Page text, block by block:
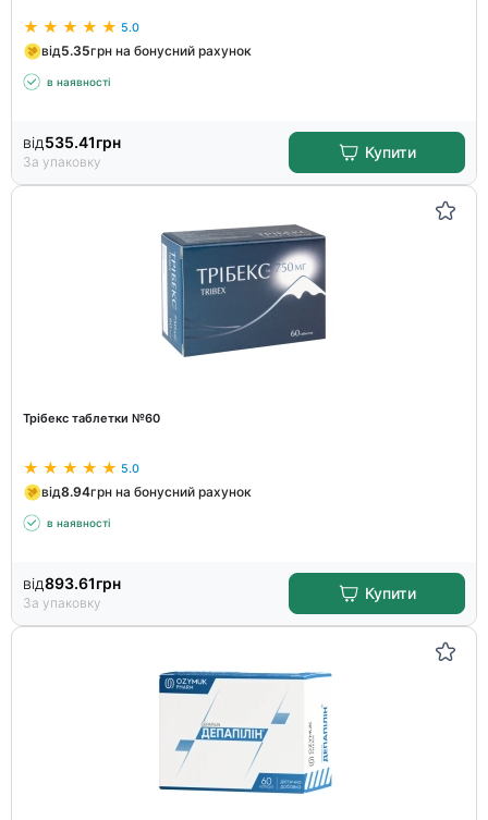
5.0
від5.35грн на бонусний рахунок
в наявності
від535.41грн
За упаковку
Купити
Трібекс таблетки №60
5.0
від8.94грн на бонусний рахунок
в наявності
від893.61грн
За упаковку
Купити